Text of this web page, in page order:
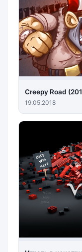
Creepy Road
19.05.2018